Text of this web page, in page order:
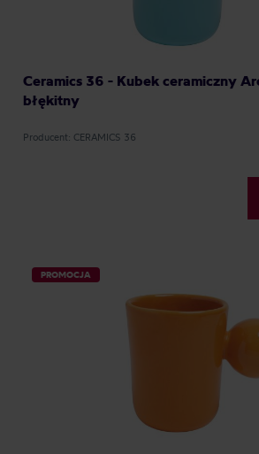
Ceramics 36 - Kubek ceramiczny
błękitny
Producent: CERAMICS 36
PROMOCJA